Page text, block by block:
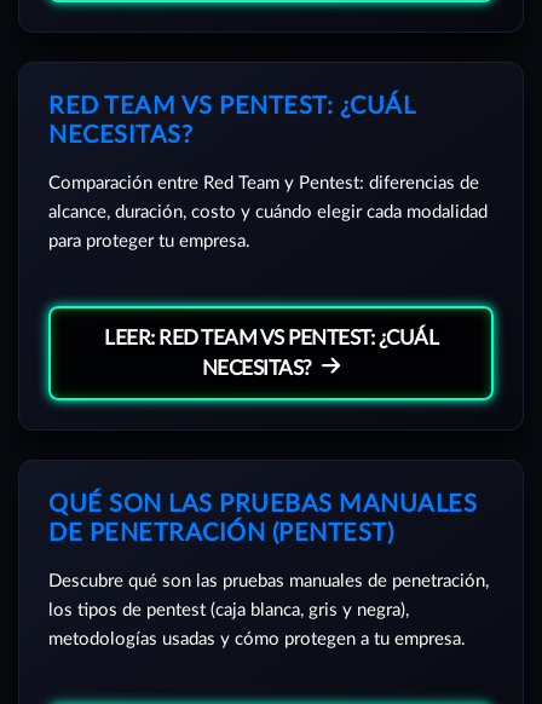
RED TEAM VS PENTEST: ¿CUÁL
NECESITAS?
Comparación entre Red Team y Pentest: diferencias de
alcance, duración, costo y cuándo elegir cada modalidad
para proteger tu empresa.
LEER: RED TEAM VS PENTEST: ¿CUÁL
NECESITAS?
QUÉ SON LAS PRUEBAS MANUALES
DE PENETRACIÓN (PENTEST)
Descubre qué son las pruebas manuales de penetración,
los tipos de pentest (caja blanca, gris y negra),
metodologías usadas y cómo protegen a tu empresa.